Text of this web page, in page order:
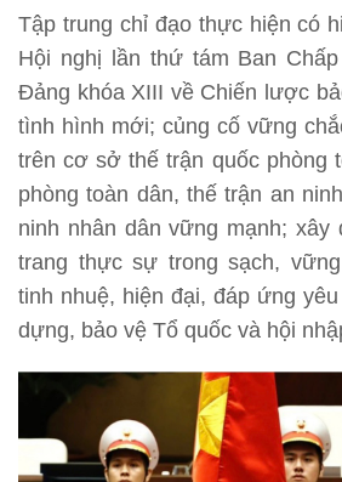
Tập trung chỉ đạo thực hiện có
Hội nghị lần thứ tám Ban
Đảng khóa XIII về Chiến lược
tình hình mới; củng cố vững
trên cơ sở thế trận quốc phòng
phòng toàn dân, thế trận an
ninh nhân dân vững mạnh;
trang thực sự trong sạch,
tinh nhuệ, hiện đại, đáp ứng
dựng, bảo vệ Tổ quốc và hội